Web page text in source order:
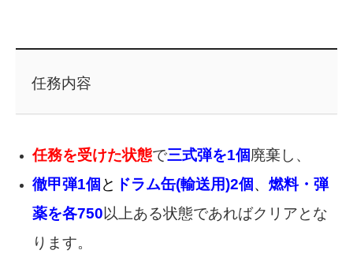
任務内容
任務を受けた状態で三式弾を1個廃棄し、
徹甲弾1個 と ドラム缶(輸送用)2個 、 燃料・弾
薬を各750以上ある状態であればクリアとな
ります。